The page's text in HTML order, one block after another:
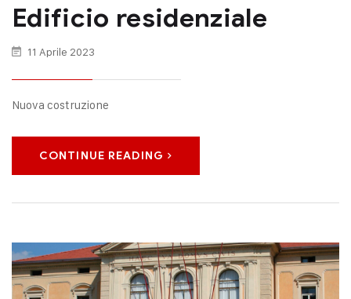
Edificio residenziale
11 Aprile 2023
Nuova costruzione
CONTINUE READING